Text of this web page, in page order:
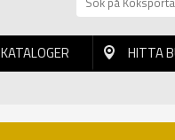
KATALOGER HITTA